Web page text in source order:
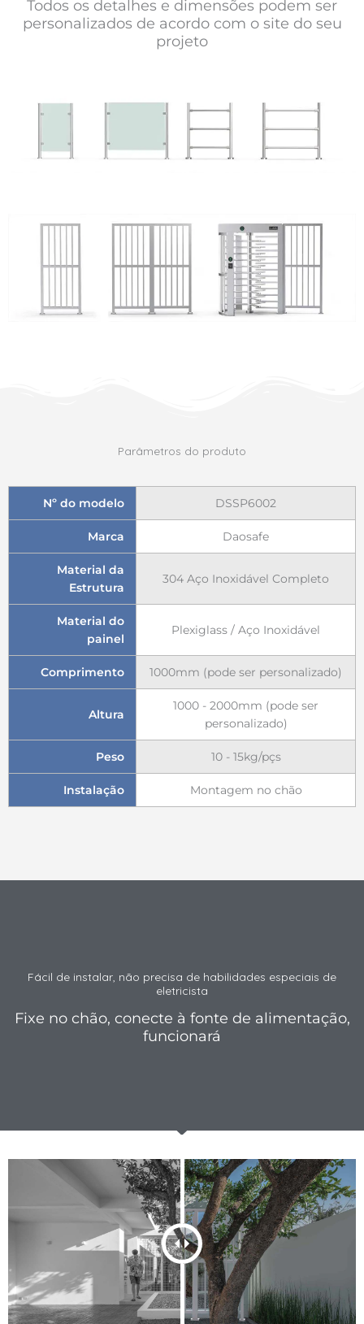
Todos os detalhes e dimensões podem ser
personalizados de acordo com o site do seu
projeto
Parâmetros do produto
Nº do modelo DSSP6002
Marca Daosafe
Material da
Estrutura
304 Aço Inoxidável Completo
Material do
painel
Plexiglass / Aço Inoxidável
Comprimento 1000mm (pode ser personalizado)
Altura
1000 - 2000mm (pode ser
personalizado)
Peso 10 - 15kg/pçs
Instalação Montagem no chão
Fácil de instalar, não precisa de habilidades especiais de
eletricista
Fixe no chão, conecte à fonte de alimentação,
funcionará